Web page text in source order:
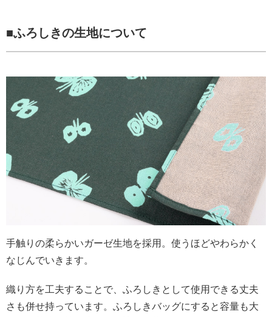
■ふろしきの生地について
手触りの柔らかいガーゼ生地を採用。使うほどやわらかく
なじんでいきます。
織り方を工夫することで、ふろしきとして使用できる丈夫
さも併せ持っています。ふろしきバッグにすると容量も大